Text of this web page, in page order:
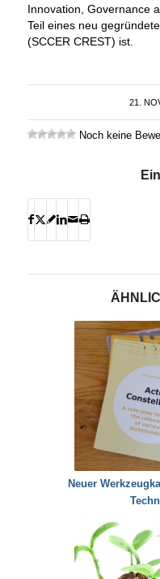
Innovation, Governance
Teil eines neu
(SCCER CREST) ist.
21.
Noch keine
Neuer